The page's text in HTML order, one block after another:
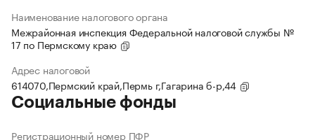
Наименование налогового органа
Межрайонная инспекция Федеральной налоговой службы №
17 по Пермскому краю
Адрес налоговой
614070,Пермский край,Пермь г,Гагарина б-р,44
Социальные фонды
Регистрационный номер ПФР